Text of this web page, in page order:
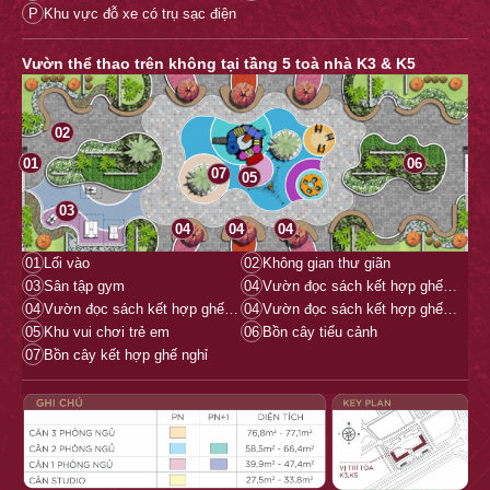
P Khu vực đỗ xe có trụ sạc điện
Vườn thể thao trên không tại tầng 5 toà nhà K3 & K5
01
02
03
04
04 04
05
06
07
01 Lối vào 02 Không gian thư giãn
03 Sân tập gym 04
Vườn đọc sách kết hợp ghế ngồi
04
Vườn đọc sách kết hợp ghế ngồi 04
Vườn đọc sách kết hợp ghế ngồi
05 Khu vui chơi trẻ em 06 Bồn cây tiểu cảnh
07 Bồn cây kết hợp ghế nghỉ